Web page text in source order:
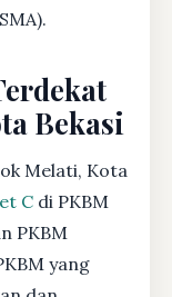
Bekasi
Melati, Kota
C di PKBM
PKBM
yang